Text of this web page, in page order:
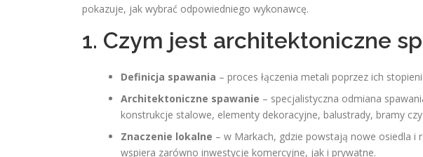
pokazuje, jak wybrać odpowiedniego wykonawcę.
1. Czym jest architektoniczne
Definicja spawania – proces łączenia metali poprzez ich
Architektoniczne spawanie – specjalistyczna odmiana
konstrukcje stalowe, elementy dekoracyjne, balustrady, bramy
Znaczenie lokalne – w Markach, gdzie powstają nowe osiedla
wspiera zarówno inwestycje komercyjne, jak i prywatne.